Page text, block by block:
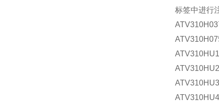
标签中进行